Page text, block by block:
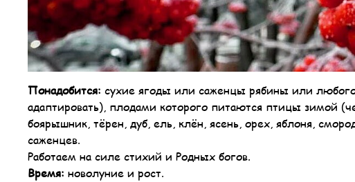
Понадобится: сухие ягоды или саженцы рябины или любого
адаптировать), плодами которого питаются птицы зимой
боярышник, тёрен, дуб, ель, клён, ясень, орех, яблоня,
саженцев.
Работаем на силе стихий и Родных богов.
Время: новолуние и рост.